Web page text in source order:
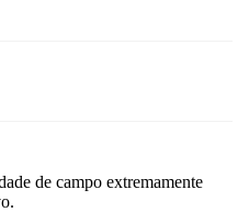
de campo extremamente